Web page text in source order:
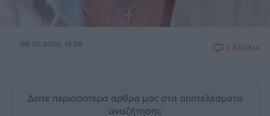
08.06.2026, 16:58 3 ΣΧΟΛΙΑ
Δείτε περισσότερα άρθρα μας στα αποτελέσματα
αναζήτησης